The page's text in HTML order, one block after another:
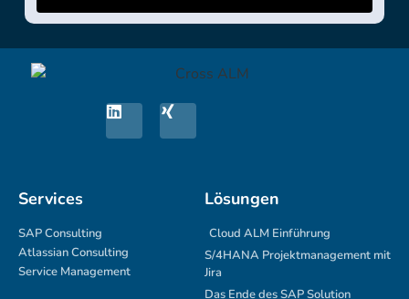
Services
SAP Consulting
Atlassian Consulting
Service Management
Lösungen
Cloud ALM Einführung
S/4HANA Projektmanagement mit
Jira
Das Ende des SAP Solution